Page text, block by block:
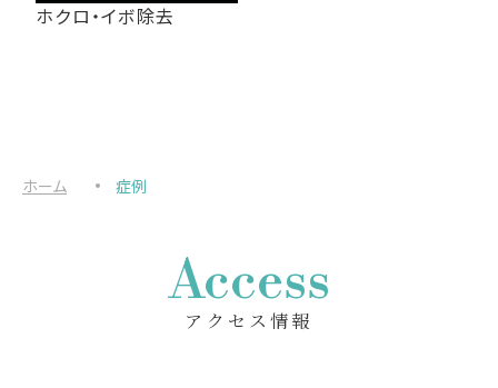
ホクロ・イボ除去
ホーム 症例
Access
アクセス情報